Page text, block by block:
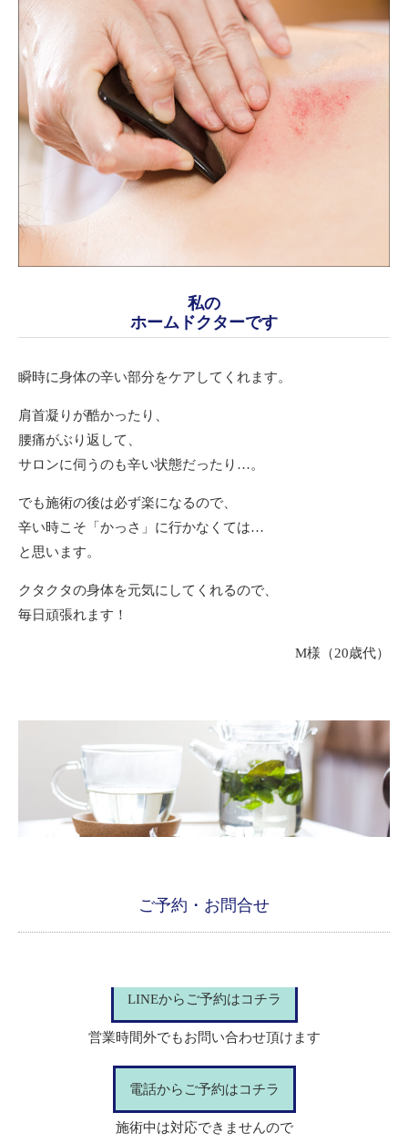
私の
ホームドクターです
瞬時に身体の辛い部分をケアしてくれます。
肩首凝りが酷かったり、
腰痛がぶり返して、
サロンに伺うのも辛い状態だったり…。
でも施術の後は必ず楽になるので、
辛い時こそ「かっさ」に行かなくては…
と思います。
クタクタの身体を元気にしてくれるので、
毎日頑張れます！
M様（20歳代）
ご予約・お問合せ
LINEからご予約はコチラ
営業時間外でもお問い合わせ頂けます
電話からご予約はコチラ
施術中は対応できませんので